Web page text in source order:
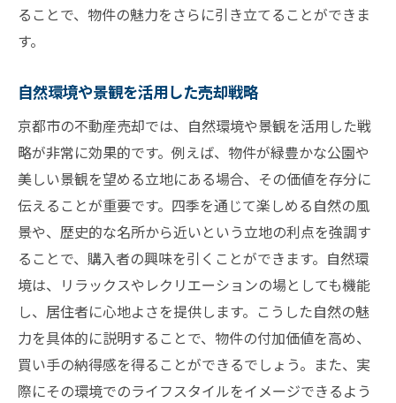
ることで、物件の魅力をさらに引き立てることができま
す。
自然環境や景観を活用した売却戦略
京都市の不動産売却では、自然環境や景観を活用した戦
略が非常に効果的です。例えば、物件が緑豊かな公園や
美しい景観を望める立地にある場合、その価値を存分に
伝えることが重要です。四季を通じて楽しめる自然の風
景や、歴史的な名所から近いという立地の利点を強調す
ることで、購入者の興味を引くことができます。自然環
境は、リラックスやレクリエーションの場としても機能
し、居住者に心地よさを提供します。こうした自然の魅
力を具体的に説明することで、物件の付加価値を高め、
買い手の納得感を得ることができるでしょう。また、実
際にその環境でのライフスタイルをイメージできるよう